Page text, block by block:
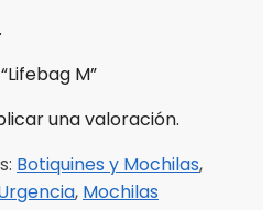
M”
una valoración.
Botiquines y Mochilas,
, Mochilas